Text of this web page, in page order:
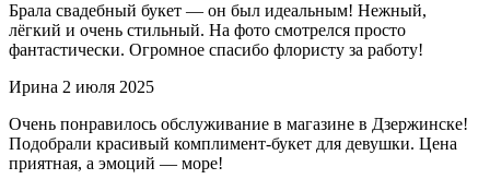
Брала свадебный букет — он был идеальным! Нежный,
лёгкий и очень стильный. На фото смотрелся просто
фантастически. Огромное спасибо флористу за работу!
Ирина 2 июля 2025
Очень понравилось обслуживание в магазине в Дзержинске!
Подобрали красивый комплимент-букет для девушки. Цена
приятная, а эмоций — море!